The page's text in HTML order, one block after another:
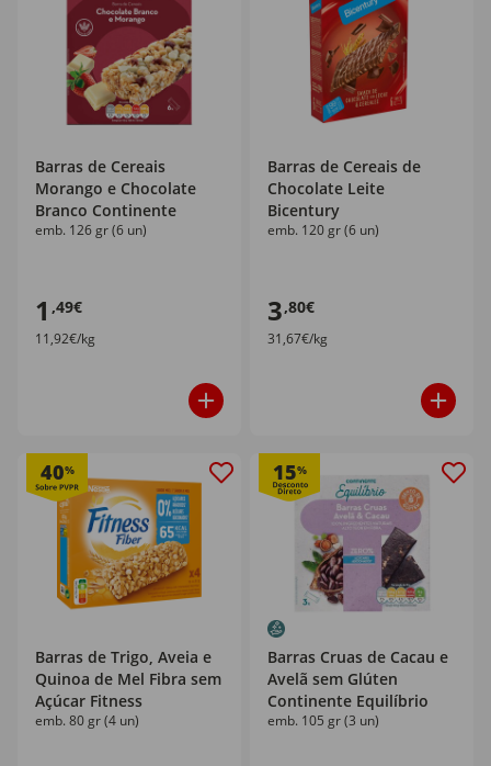
Barras de Cereais
Morango e Chocolate
Branco Continente
emb. 126 gr (6 un)
1 ,49€
11,92€/kg
Barras de Cereais de
Chocolate Leite
Bicentury
emb. 120 gr (6 un)
3,80€
31,67€/kg
40%
Barras de Trigo, Aveia e
Quinoa de Mel Fibra sem
Açúcar Fitness
emb. 80 gr (4 un)
15%
Barras Cruas de Cacau e
Avelã sem Glúten
Continente Equilíbrio
emb. 105 gr (3 un)